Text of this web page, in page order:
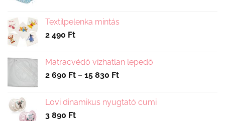
Textilpelenka mintás
2 490 Ft
Matracvédő vízhatlan lepedő
2 690 Ft – 15 830 FtÁrtartomány:
-
Lovi dinamikus nyugtató cumi
3 890 Ft